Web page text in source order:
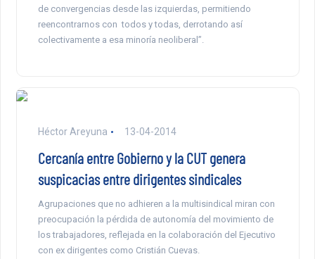
de convergencias desde las izquierdas, permitiendo
reencontrarnos con todos y todas, derrotando así
colectivamente a esa minoría neoliberal”.
Héctor Areyuna 13-04-2014
Cercanía entre Gobierno y la CUT genera
suspicacias entre dirigentes sindicales
Agrupaciones que no adhieren a la multisindical miran con
preocupación la pérdida de autonomía del movimiento de
los trabajadores, reflejada en la colaboración del Ejecutivo
con ex dirigentes como Cristián Cuevas.